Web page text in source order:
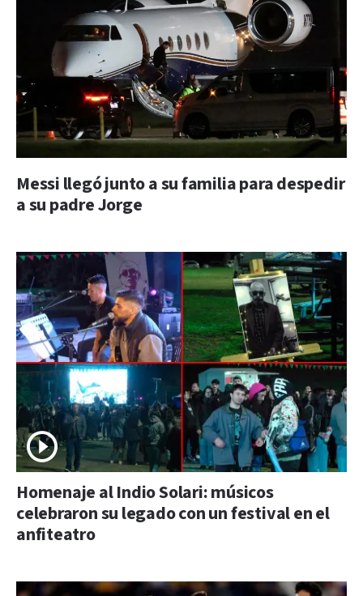
Messi llegó junto a su familia para despedir
a su padre Jorge
Homenaje al Indio Solari: músicos
celebraron su legado con un festival en el
anfiteatro